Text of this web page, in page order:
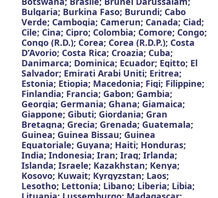
Bulgaria; Burkina Faso; Burundi; Cabo
Verde; Cambogia; Camerun; Canada; Ciad;
Cile; Cina; Cipro; Colombia; Comore; Congo;
Congo (R.D.); Corea; Corea (R.D.P.); Costa
D’Avorio; Costa Rica; Croazia; Cuba;
Danimarca; Dominica; Ecuador; Egitto; El
Salvador; Emirati Arabi Uniti; Eritrea;
Estonia; Etiopia; Macedonia; Figi; Filippine;
Finlandia; Francia; Gabon; Gambia;
Georgia; Germania; Ghana; Giamaica;
Giappone; Gibuti; Giordania; Gran
Bretagna; Grecia; Grenada; Guatemala;
Guinea; Guinea Bissau; Guinea
Equatoriale; Guyana; Haiti; Honduras;
India; Indonesia; Iran; Iraq; Irlanda;
Islanda; Israele; Kazakhstan; Kenya;
Kosovo; Kuwait; Kyrgyzstan; Laos;
Lesotho; Lettonia; Libano; Liberia; Libia;